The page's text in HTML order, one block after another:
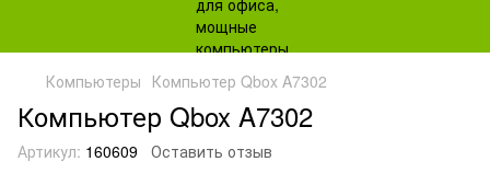
Компьютеры Компьютер Qbox A7302
Компьютер Qbox A7302
Артикул: 160609 Оставить отзыв